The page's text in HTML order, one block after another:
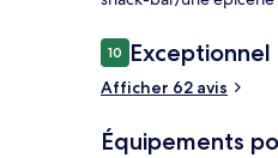
Avis
voyageurs
1010 sur 10
Exceptionnel
Afficher 62 avis
Équipements